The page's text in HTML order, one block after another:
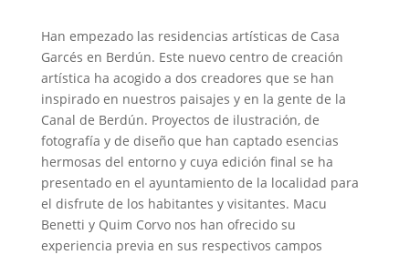
Han empezado las residencias artísticas de Casa
Garcés en Berdún. Este nuevo centro de creación
artística ha acogido a dos creadores que se han
inspirado en nuestros paisajes y en la gente de la
Canal de Berdún. Proyectos de ilustración, de
fotografía y de diseño que han captado esencias
hermosas del entorno y cuya edición final se ha
presentado en el ayuntamiento de la localidad para
el disfrute de los habitantes y visitantes. Macu
Benetti y Quim Corvo nos han ofrecido su
experiencia previa en sus respectivos campos